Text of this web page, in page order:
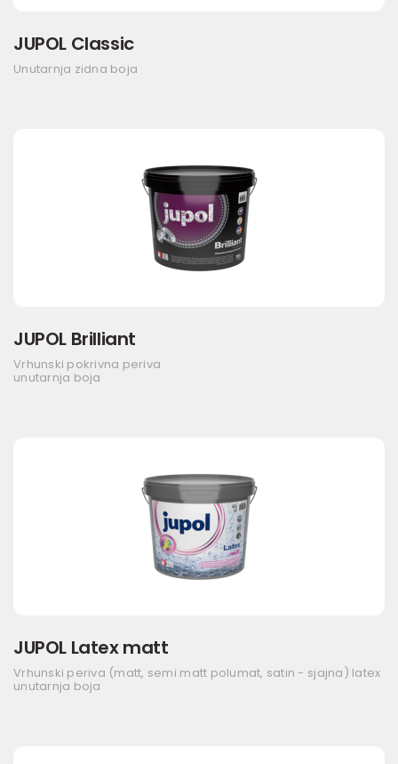
JUPOL Classic
Unutarnja zidna boja
JUPOL Brilliant
Vrhunski pokrivna periva
unutarnja boja
JUPOL Latex matt
Vrhunski periva (matt, semi matt polumat, satin - sjajna) latex
unutarnja boja